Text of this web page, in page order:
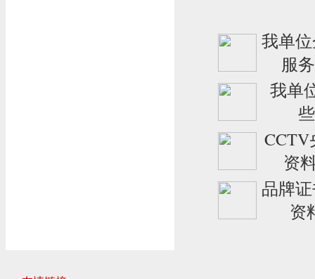
我单
服
我单
CCTV
资
品牌
资